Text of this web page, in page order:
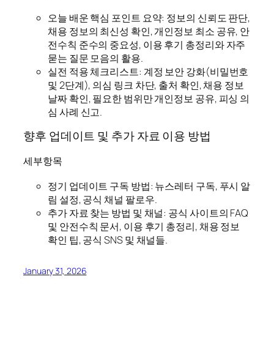
오늘 배운 핵심 포인트 요약: 정보의 신뢰도 판단,
채용 정보의 최신성 확인, 개인정보 최소 공유, 안
전수칙 준수의 중요성, 이용 후기 총정리와 자주
묻는 질문 모음의 활용.
실전 적용 체크리스트: 계정 보안 강화(비밀번호
및 2단계), 의심 링크 차단, 출처 확인, 채용 정보
날짜 확인, 필요한 범위만 개인정보 공유, 피싱 의
심 사례 신고.
향후 업데이트 및 추가 자료 이용 방법
세부항목
정기 업데이트 구독 방법: 뉴스레터 구독, 푸시 알
림 설정, 공식 채널 팔로우.
추가 자료 찾는 방법 및 채널: 공식 사이트의 FAQ
및 안전수칙 문서, 이용 후기 총정리, 채용 정보
확인 팁, 공식 SNS 및 채널들.
January 31, 2026